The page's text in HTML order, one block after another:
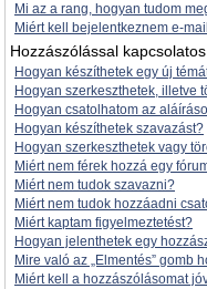
Mi az a rang, hogyan tudom
Miért kell bejelentkeznem e-
Hozzászólással
Hogyan készíthetek egy új
Hogyan szerkeszthetek, illetve
Hogyan csatolhatom az
Hogyan készíthetek szavazást?
Hogyan szerkeszthetek vagy
Miért nem férek hozzá egy
Miért nem tudok szavazni?
Miért nem tudok hozzáadni
Miért kaptam figyelmeztetést?
Hogyan jelenthetek egy
Mire való az „Elmentés” gomb
Miért kell a hozzászólásomat